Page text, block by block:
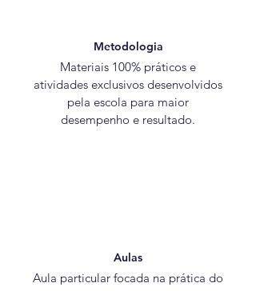
Metodologia
Materiais 100% práticos e
atividades exclusivos desenvolvidos
pela escola para maior
desempenho e resultado.
Aulas
Aula particular focada na prática do